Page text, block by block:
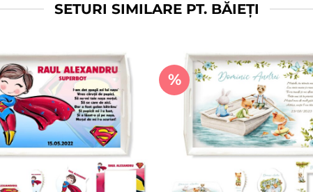
SETURI SIMILARE PT. BĂIEȚI
%